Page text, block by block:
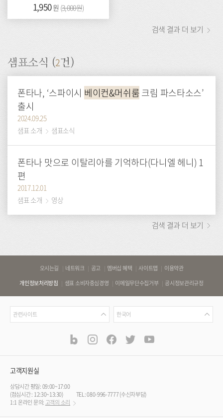
가
격:
1,950원 (이
전
3,000원)
검색 결과 더 보기
샘표소식 (2건)
폰타나, ‘스파이시 베이컨&머쉬룸크림 파스타소스’
출시
2024.09.25
샘표 소개
샘표소식
폰타나 맛으로 이탈리아를 기억하다(다니엘 헤니) 1
편
2017.12.01
샘표 소개
영상
검색 결과 더 보기
오시는길 네트워크 공고 멤버십 혜택 사이트맵
이용약관
개인정보처리방침
샘표 소비자중심경영 이메일무단수집거부 공시정보관리규정
관
련
관련사이트
언
어
한국어
널
blog instagramfacebook
twitter
고객지원실
상담시간 평일: 09:00~17:00
(점심시간 : 12:30~13:30)
TEL: 080-996-7777 (수신자부담)
1:1 온라인 문의: 고객의 소리